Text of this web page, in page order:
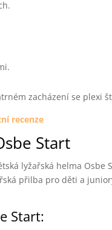
zacházení se plexi
recenze
Start
lyžařská helma
přilba pro děti a
Start: